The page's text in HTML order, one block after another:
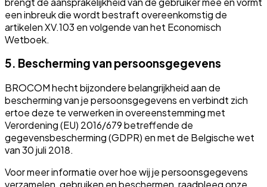
een inbreuk die wordt bestraft overeenkomstig de
artikelen XV.103 en volgende van het Economisch
Wetboek.
5. Bescherming van persoonsgegevens
BROCOM hecht bijzondere belangrijkheid aan de
bescherming van je persoonsgegevens en verbindt zich
ertoe deze te verwerken in overeenstemming met
Verordening (EU) 2016/679 betreffende de
gegevensbescherming (GDPR) en met de Belgische wet
van 30 juli 2018.
Voor meer informatie over hoe wij je persoonsgegevens
verzamelen, gebruiken en beschermen, raadpleeg onze